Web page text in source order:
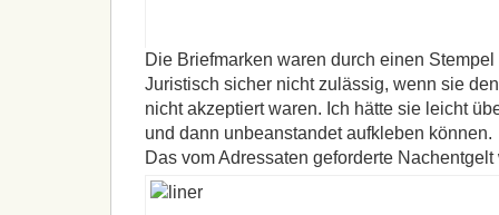
Die Briefmarken waren durch einen
Juristisch sicher nicht zulässig, wenn sie
nicht akzeptiert waren. Ich hätte sie leicht
und dann unbeanstandet aufkleben können.
Das vom Adressaten geforderte